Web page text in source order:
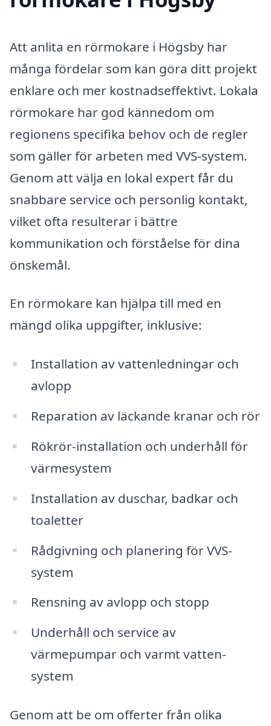
Att anlita en rörmokare i Högsby har
många fördelar som kan göra ditt projekt
enklare och mer kostnadseffektivt. Lokala
rörmokare har god kännedom om
regionens specifika behov och de regler
som gäller för arbeten med VVS-system.
Genom att välja en lokal expert får du
snabbare service och personlig kontakt,
vilket ofta resulterar i bättre
kommunikation och förståelse för dina
önskemål.
En rörmokare kan hjälpa till med en
mängd olika uppgifter, inklusive:
Installation av vattenledningar och
avlopp
Reparation av läckande kranar och rör
Rökrör-installation och underhåll för
värmesystem
Installation av duschar, badkar och
toaletter
Rådgivning och planering för VVS-
system
Rensning av avlopp och stopp
Underhåll och service av
värmepumpar och varmt vatten-
system
Genom att be om offerter från olika